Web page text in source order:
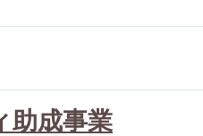
助成事業